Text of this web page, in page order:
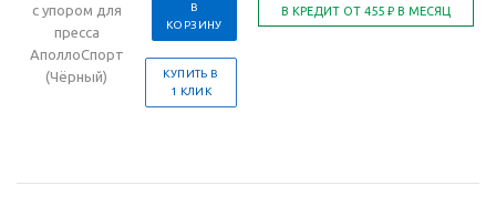
с упором для
пресса
АполлоСпорт
(Чёрный)
В
КОРЗИНУ
КУПИТЬ В
1 КЛИК